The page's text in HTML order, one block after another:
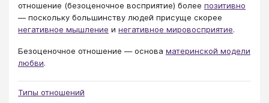
отношение (безоценочное восприятие) более позитивно
— поскольку большинству людей присуще скорее
негативное мышление и негативное мировосприятие.
Безоценочное отношение — основа материнской модели
любви.
Типы отношений